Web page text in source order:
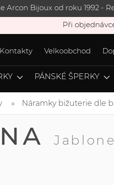
Arcon Bijoux od roku 1992 -
Při
Kontakty Velkoobchod
PÁNSKÉ ŠPERKY
Náramky bižuterie dle